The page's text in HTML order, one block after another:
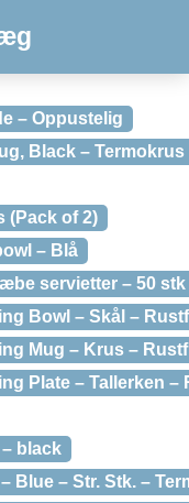
– Oppustelig
Black – Termokrus
(Pack of 2)
– Blå
servietter – 50 stk
Bowl – Skål –
Mug – Krus –
Plate – Tallerken –
black
Blue – Str. Stk. –